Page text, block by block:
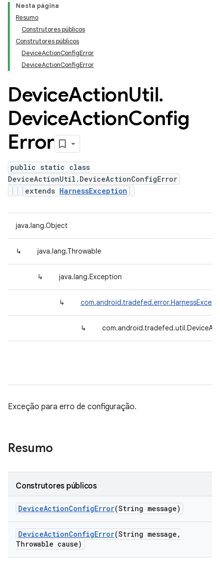
Nesta página
Resumo
Construtores públicos
Construtores públicos
DeviceActionConfigError
DeviceActionConfigError
DeviceActionUtil.
DeviceActionConfig
Error
public static class
DeviceActionUtil.DeviceActionConfigError
extends HarnessException
java.lang.Object
↳ java.lang.Throwable
↳ java.lang.Exception
↳
↳
Exceção para erro de configuração.
Resumo
Construtores públicos
DeviceActionConfigError(String message)
DeviceActionConfigError(String message ,
Throwable cause)